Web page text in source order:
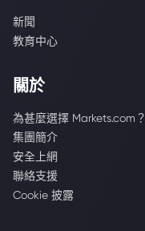
新聞
教育中心
關於
為甚麼選擇 Markets.com？
集團簡介
安全上網
聯絡支援
Cookie 披露